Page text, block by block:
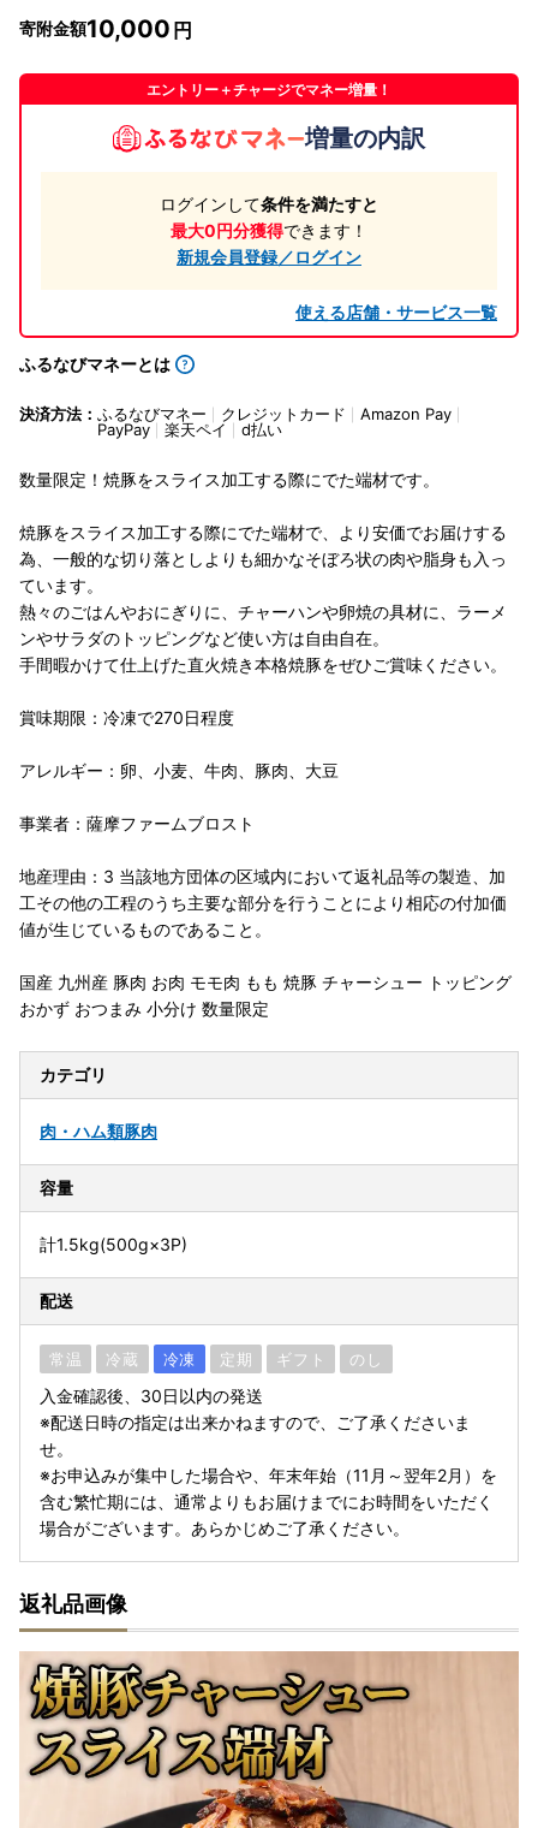
寄附金額10,000
エントリー＋チャージでマネー増量！
増量の内訳
ログインして条件を満たすと
最大0円分獲得できます！
新規会員登録／ログイン
使える店舗・サービス一覧
ふるなびマネーとは
決済方法： ふるなびマネー クレジットカード
Amazon Pay
PayPay
楽天ペイ d払い
数量限定！焼豚をスライス加工する際にでた端材です。
焼豚をスライス加工する際にでた端材で、より安価でお届けする
為、一般的な切り落としよりも細かなそぼろ状の肉や脂身も入っ
ています。
熱々のごはんやおにぎりに、チャーハンや卵焼の具材に、ラーメ
ンやサラダのトッピングなど使い方は自由自在。
手間暇かけて仕上げた直火焼き本格焼豚をぜひご賞味ください。
賞味期限：冷凍で270日程度
アレルギー：卵、小麦、牛肉、豚肉、大豆
事業者：薩摩ファームブロスト
地産理由：3 当該地方団体の区域内において返礼品等の製造、加
工その他の工程のうち主要な部分を行うことにより相応の付加価
値が生じているものであること。
国産 九州産 豚肉 お肉 モモ肉 もも 焼豚 チャーシュー トッピング
おかず おつまみ 小分け 数量限定
カテゴリ
肉・ハム類豚肉
容量
計1.5kg(500g×3P)
配送
常温 冷蔵 冷凍 定期 ギフト のし
入金確認後、30日以内の発送
※配送日時の指定は出来かねますので、ご了承くださいま
せ。
※お申込みが集中した場合や、年末年始（11月～翌年2月）を
含む繁忙期には、通常よりもお届けまでにお時間をいただく
場合がございます。あらかじめご了承ください。
返礼品画像